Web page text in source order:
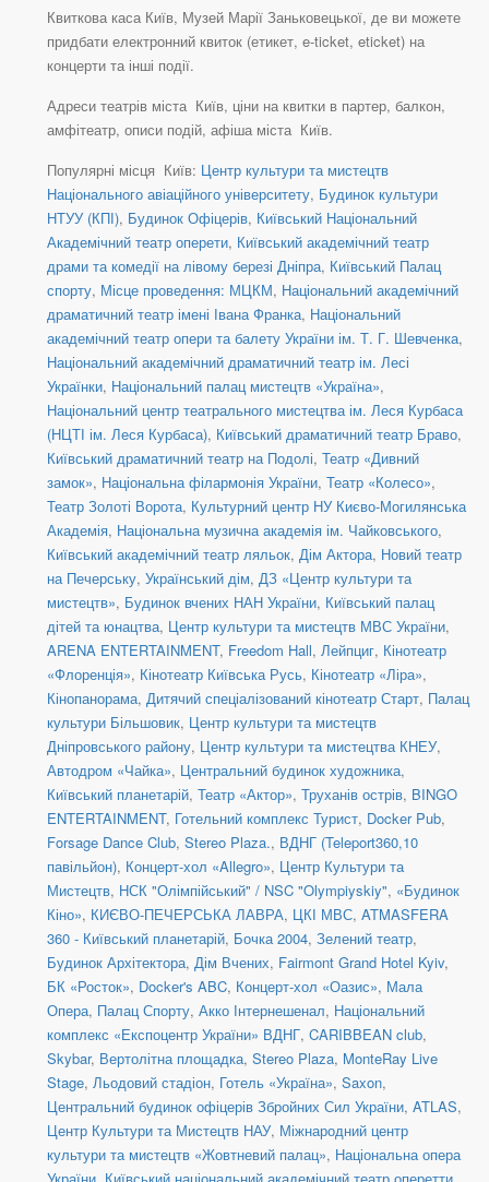
Квиткова каса Київ, Музей Марії Заньковецької, де ви можете
придбати електронний квиток (етикет, e-ticket, eticket) на
концерти та інші події.
Адреси театрів міста Київ, ціни на квитки в партер, балкон,
амфітеатр, описи подій, афіша міста Київ.
Популярні місця Київ: Центр культури та мистецтв
Національного авіаційного університету, Будинок культури
НТУУ (КПІ), Будинок Офіцерів, Київський Національний
Академічний театр оперети, Київський академічний театр
драми та комедії на лівому березі Дніпра, Київський Палац
спорту, Місце проведення: МЦКМ, Національний академічний
драматичний театр імені Івана Франка, Національний
академічний театр опери та балету України ім. Т. Г. Шевченка,
Національний академічний драматичний театр ім. Лесі
Українки, Національний палац мистецтв «Україна»,
Національний центр театрального мистецтва ім. Леся Курбаса
(НЦТІ ім. Леся Курбаса), Київський драматичний театр Браво,
Київський драматичний театр на Подолі, Театр «Дивний
замок», Національна філармонія України, Театр «Колесо»,
Театр Золоті Ворота, Культурний центр НУ Києво-Могилянська
Академія, Національна музична академія ім. Чайковського,
Київський академічний театр ляльок, Дім Актора, Новий театр
на Печерську, Український дім, ДЗ «Центр культури та
мистецтв», Будинок вчених НАН України, Київський палац
дітей та юнацтва, Центр культури та мистецтв МВС України,
ARENA ENTERTAINMENT, Freedom Hall, Лейпциг, Кінотеатр
«Флоренція», Кінотеатр Київська Русь, Кінотеатр «Ліра»,
Кінопанорама, Дитячий спеціалізований кінотеатр Старт, Палац
культури Більшовик, Центр культури та мистецтв
Дніпровського району, Центр культури та мистецтва КНЕУ,
Автодром «Чайка», Центральний будинок художника,
Київський планетарій, Театр «Актор», Труханів острів, BINGO
ENTERTAINMENT, Готельний комплекс Турист, Docker Pub,
Forsage Dance Club, Stereo Plaza., ВДНГ (Teleport360,10
павільйон), Концерт-хол «Allegro», Центр Культури та
Мистецтв, НСК "Олімпійський" / NSC "Olympiyskiy", «Будинок
Кіно», КИЄВО-ПЕЧЕРСЬКА ЛАВРА, ЦКІ МВС, ATMASFERA
360 - Київський планетарій, Бочка 2004, Зелений театр,
Будинок Архітектора, Дім Вчених, Fairmont Grand Hotel Kyiv,
БК «Росток», Docker's ABC, Концерт-хол «Оазис», Мала
Опера, Палац Спорту, Акко Інтернешенал, Національний
комплекс «Експоцентр України» ВДНГ, CARIBBEAN club,
Skybar, Вертолітна площадка, Stereo Plaza, MonteRay Live
Stage, Льодовий стадіон, Готель «Україна», Saxon,
Центральний будинок офіцерів Збройних Сил України, ATLAS,
Центр Культури та Мистецтв НАУ, Міжнародний центр
культури та мистецтв «Жовтневий палац», Національна опера